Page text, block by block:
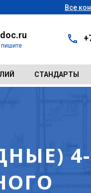
Все
СТАНДАРТЫ
4-